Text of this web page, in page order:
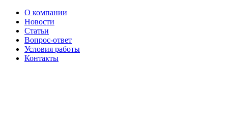
О компании
Новости
Статьи
Вопрос-ответ
Условия работы
Контакты